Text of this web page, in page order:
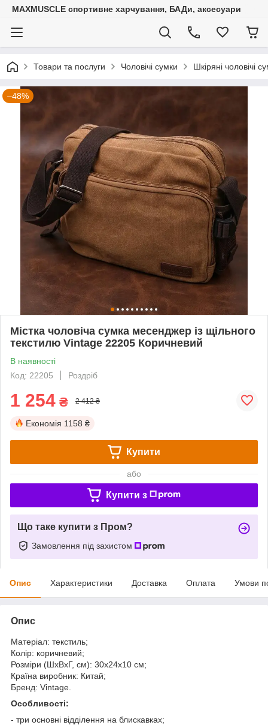
MAXMUSCLE спортивне харчування, БАДи, аксесуари
Товари та послуги Чоловічі сумки Шкіряні чоловічі
–48%
Містка чоловіча сумка месенджер із щільного
текстилю Vintage 22205 Коричневий
В наявності
Код: 22205
Роздріб
1 254 ₴ 2 412 ₴
Економія 1158 ₴
Купити
або
Купити з
Що таке купити з Пром?
Замовлення під захистом
Опис Характеристики Доставка Оплата Умови
Опис
Матеріал: текстиль;
Колір: коричневий;
Розміри (ШхВхГ, см): 30х24х10 см;
Країна виробник: Китай;
Бренд: Vintage.
Особливості:
- три основні відділення на блискавках;